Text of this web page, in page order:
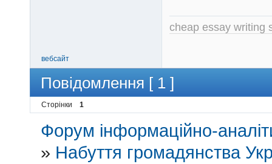
cheap essay writing
вебсайт
Повідомлення [ 1 ]
Сторінки 1
Форум інформаційно-
» Набуття громадянства